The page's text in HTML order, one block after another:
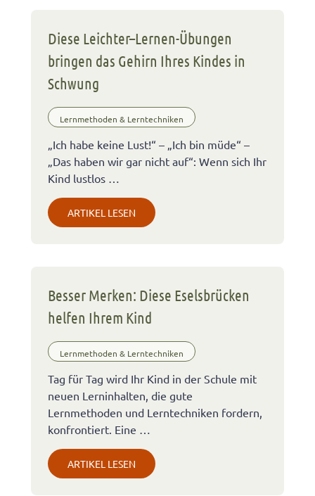
Diese Leichter–Lernen-Übungen
bringen das Gehirn Ihres Kindes in
Schwung
Lernmethoden & Lerntechniken
„Ich habe keine Lust!“ – „Ich bin müde“ –
„Das haben wir gar nicht auf“: Wenn sich Ihr
Kind lustlos …
ARTIKEL LESEN
Besser Merken: Diese Eselsbrücken
helfen Ihrem Kind
Lernmethoden & Lerntechniken
Tag für Tag wird Ihr Kind in der Schule mit
neuen Lerninhalten, die gute
Lernmethoden und Lerntechniken fordern,
konfrontiert. Eine …
ARTIKEL LESEN